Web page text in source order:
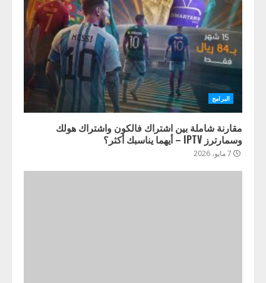
البرامج
مقارنة شاملة بين اشتراك فالكون واشتراك هولك
وسمارترز IPTV – أيهما يناسبك أكثر؟